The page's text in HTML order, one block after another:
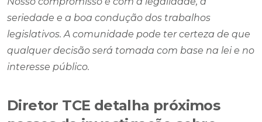
seriedade e a boa condução dos trabalhos
legislativos. A comunidade pode ter certeza de que
qualquer decisão será tomada com base na lei e no
interesse público.
Diretor TCE detalha próximos